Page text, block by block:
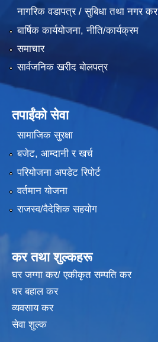
नागरिक वडापत्र / सुबिधा तथा नगर कर
बार्षिक कार्ययोजना, नीति/कार्यक्रम
समाचार
सार्वजनिक खरीद बोलपत्र
तपाईंको सेवा
सामाजिक सुरक्षा
बजेट, आम्दानी र खर्च
परियोजना अपडेट रिपोर्ट
वर्तमान योजना
राजस्व/वैदेशिक सहयोग
कर तथा शुल्कहरू
घर जग्गा कर/ एकीकृत सम्पति कर
घर बहाल कर
व्यवसाय कर
सेवा शुल्क